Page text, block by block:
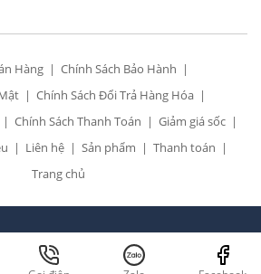
Hàng
Chính Sách Bảo Hành
Chính Sách Đổi Trả Hàng Hóa
Chính Sách Thanh Toán
Giảm giá sốc
Liên hệ Sản phẩm
Thanh toán
Trang chủ
bySiêu thị điện 24h